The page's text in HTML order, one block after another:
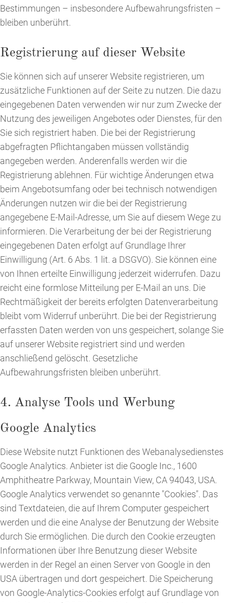
Bestimmungen – insbesondere Aufbewahrungsfristen –
bleiben unberührt.
Registrierung auf dieser Website
Sie können sich auf unserer Website registrieren, um
zusätzliche Funktionen auf der Seite zu nutzen. Die dazu
eingegebenen Daten verwenden wir nur zum Zwecke der
Nutzung des jeweiligen Angebotes oder Dienstes, für den
Sie sich registriert haben. Die bei der Registrierung
abgefragten Pflichtangaben müssen vollständig
angegeben werden. Anderenfalls werden wir die
Registrierung ablehnen. Für wichtige Änderungen etwa
beim Angebotsumfang oder bei technisch notwendigen
Änderungen nutzen wir die bei der Registrierung
angegebene E-Mail-Adresse, um Sie auf diesem Wege zu
informieren. Die Verarbeitung der bei der Registrierung
eingegebenen Daten erfolgt auf Grundlage Ihrer
Einwilligung (Art. 6 Abs. 1 lit. a DSGVO). Sie können eine
von Ihnen erteilte Einwilligung jederzeit widerrufen. Dazu
reicht eine formlose Mitteilung per E-Mail an uns. Die
Rechtmäßigkeit der bereits erfolgten Datenverarbeitung
bleibt vom Widerruf unberührt. Die bei der Registrierung
erfassten Daten werden von uns gespeichert, solange Sie
auf unserer Website registriert sind und werden
anschließend gelöscht. Gesetzliche
Aufbewahrungsfristen bleiben unberührt.
4. Analyse Tools und Werbung
Google Analytics
Diese Website nutzt Funktionen des Webanalysedienstes
Google Analytics. Anbieter ist die Google Inc., 1600
Amphitheatre Parkway, Mountain View, CA 94043, USA.
Google Analytics verwendet so genannte "Cookies". Das
sind Textdateien, die auf Ihrem Computer gespeichert
werden und die eine Analyse der Benutzung der Website
durch Sie ermöglichen. Die durch den Cookie erzeugten
Informationen über Ihre Benutzung dieser Website
werden in der Regel an einen Server von Google in den
USA übertragen und dort gespeichert. Die Speicherung
von Google-Analytics-Cookies erfolgt auf Grundlage von